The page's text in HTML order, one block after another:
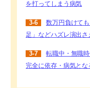
を打ってしまう病気
3-6
数万円負けて
足」などハズレ演出
3-7
転職中・無職
完全に依存・病気とな